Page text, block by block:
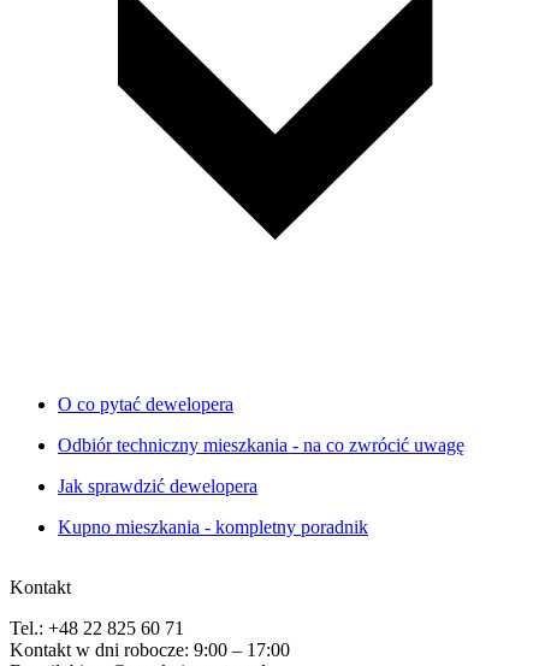
O co pytać dewelopera
Odbiór techniczny mieszkania - na co zwrócić uwagę
Jak sprawdzić dewelopera
Kupno mieszkania - kompletny poradnik
Kontakt
Tel.: +48 22 825 60 71
Kontakt w dni robocze: 9:00 – 17:00